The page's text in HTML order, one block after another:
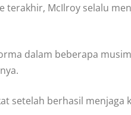
terakhir, McIlroy selalu
dalam beberapa
setelah berhasil menjaga